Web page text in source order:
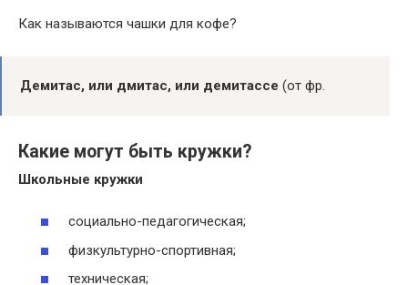
Как называются чашки для кофе?
Демитас, или дмитас, или демитассе (от фр.
Какие могут быть кружки?
Школьные кружки
социально-педагогическая;
физкультурно-спортивная;
техническая;